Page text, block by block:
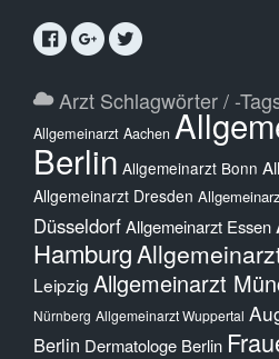
Arzt Schlagwörter / -
Allgemeinarzt Aachen
Berlin Allgemeinarzt Bonn
Allgemeinarzt Dresden
DüsseldorfAllgemeinarzt Essen
Hamburg
Leipzig Allgemeinarzt
Nürnberg Allgemeinarzt Wuppertal
Berlin Dermatologe Berlin